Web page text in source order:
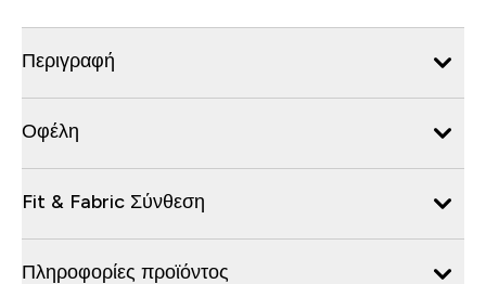
Περιγραφή
Οφέλη
Fit & Fabric Σύνθεση
Πληροφορίες προϊόντος